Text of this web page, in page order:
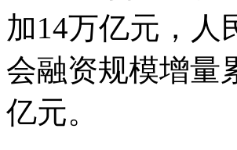
加14万亿元，人
会融资规模增量
亿元。